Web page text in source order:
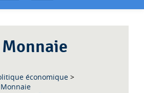
économique >
Monnaie